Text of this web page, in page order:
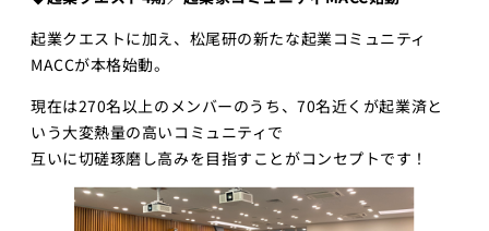
起業クエストに加え、松尾研の新たな起業コミュニティ
MACCが本格始動。
現在は270名以上のメンバーのうち、70名近くが起業済と
いう大変熱量の高いコミュニティで
互いに切磋琢磨し高みを目指すことがコンセプトです！​